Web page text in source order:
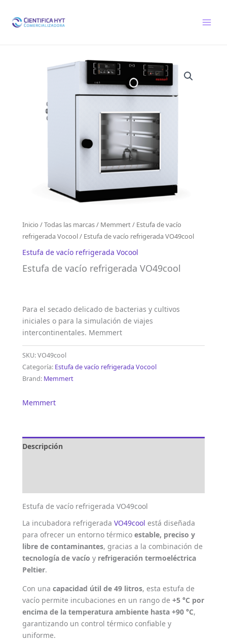
contenido
Inicio /Todas las marcas/ Memmert/ Estufa de vacío
refrigerada Vocool/ Estufa de vacío refrigerada VO49cool
Estufa de vacío refrigerada Vocool
Estufa de vacío refrigerada VO49cool
Para el secado delicado de bacterias y cultivos
iniciales o para la simulación de viajes
intercontinentales. Memmert
SKU:VO49cool
Categoría: Estufa de vacío refrigerada Vocool
Brand: Memmert
Memmert
Descripción
Estufa de vacío refrigerada VO49cool
La incubadora refrigerada VO49cool está diseñada
para ofrecer un entorno térmico estable, preciso y
libre de contaminantes, gracias a la combinación de
tecnología de vacío y refrigeración termoeléctrica
Peltier.
Con una capacidad útil de 49 litros, esta estufa de
vacío permite incubaciones en un rango de +5 °C por
encima de la temperatura ambiente hasta +90 °C,
garantizando un control térmico confiable y
uniforme.